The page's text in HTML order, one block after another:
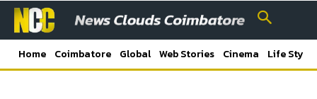
Home Coimbatore Global Web Stories Cinema Life Style